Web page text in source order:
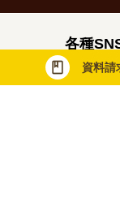
資料請
各種